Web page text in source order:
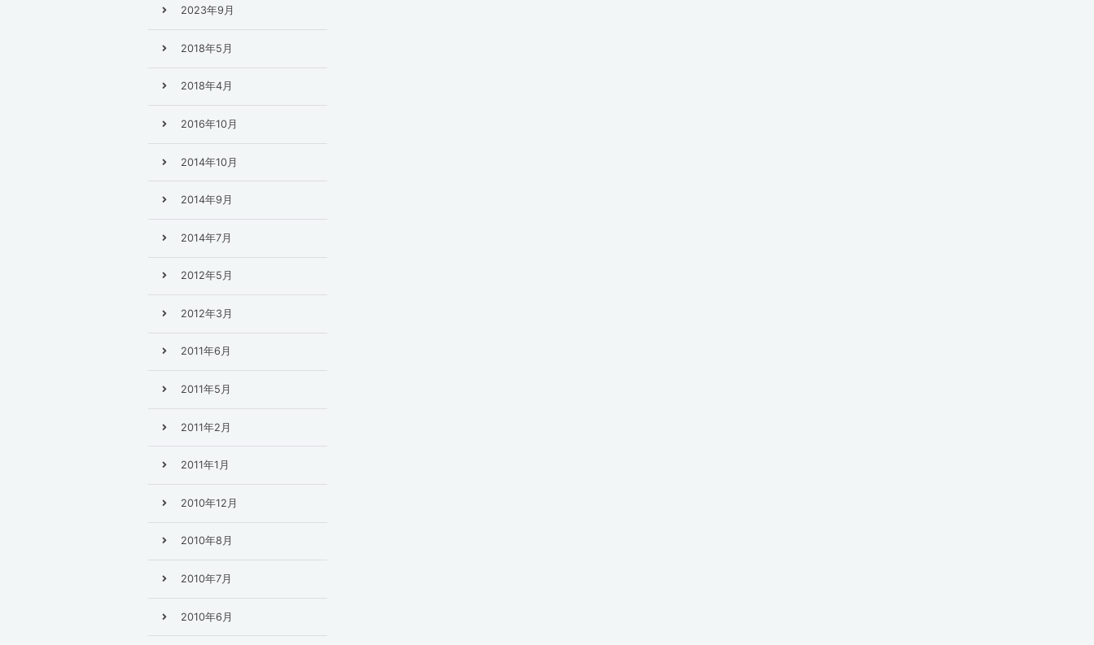
2023年9月
2018年5月
2018年4月
2016年10月
2014年10月
2014年9月
2014年7月
2012年5月
2012年3月
2011年6月
2011年5月
2011年2月
2011年1月
2010年12月
2010年8月
2010年7月
2010年6月